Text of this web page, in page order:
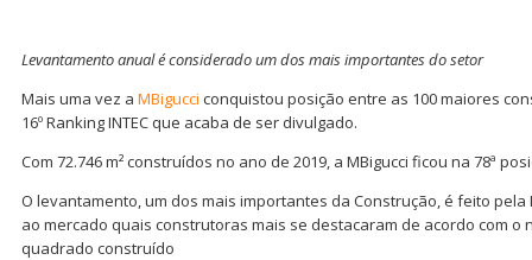
Levantamento anual é considerado um dos mais importantes do setor
Mais uma vez a MBigucci conquistou posição entre as 100 maiores
16º Ranking INTEC que acaba de ser divulgado.
Com 72.746 m² construídos no ano de 2019, a MBigucci ficou na 78ª
O levantamento, um dos mais importantes da Construção, é feito pela
ao mercado quais construtoras mais se destacaram de acordo com o
quadrado construído